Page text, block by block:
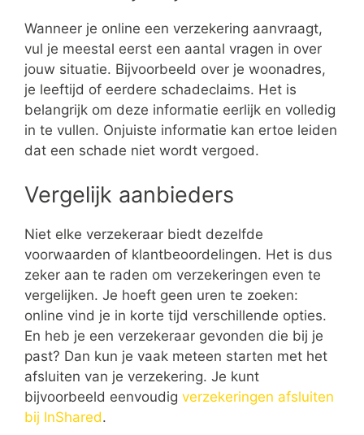
Wanneer je online een verzekering aanvraagt,
vul je meestal eerst een aantal vragen in over
jouw situatie. Bijvoorbeeld over je woonadres,
je leeftijd of eerdere schadeclaims. Het is
belangrijk om deze informatie eerlijk en volledig
in te vullen. Onjuiste informatie kan ertoe leiden
dat een schade niet wordt vergoed.
Vergelijk aanbieders
Niet elke verzekeraar biedt dezelfde
voorwaarden of klantbeoordelingen. Het is dus
zeker aan te raden om verzekeringen even te
vergelijken. Je hoeft geen uren te zoeken:
online vind je in korte tijd verschillende opties.
En heb je een verzekeraar gevonden die bij je
past? Dan kun je vaak meteen starten met het
afsluiten van je verzekering. Je kunt
bijvoorbeeld eenvoudig verzekeringen afsluiten
bij InShared.